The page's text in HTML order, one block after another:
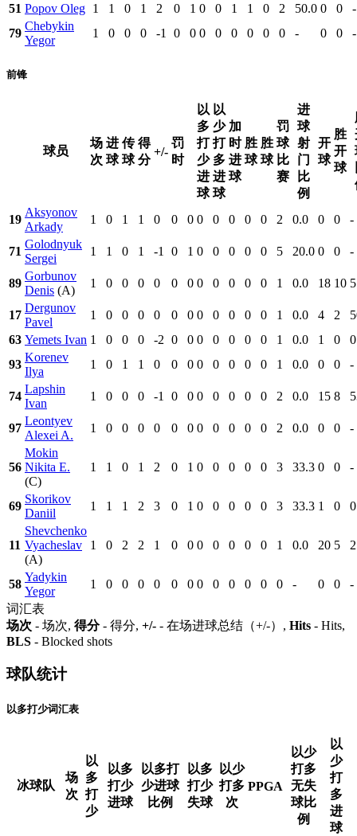
51 Popov Oleg 1 1 0 1 2 0 1 0 0 1 1 0 2 50.0 0 0
-
79
Chebykin
Yegor
1 0 0 0 -1 0 0 0 0 0 0 0 0 - 0 0 -
前锋
球员
场
次
进
球
传
球
得
分
+/-
罚
时
以
多
打
少
进
球
以
少
打
多
进
球
加
时
进
球
胜
球
胜
球
罚
球
比
赛
进
球
射
门
比
例
开
球
胜
开
球
19
Aksyonov
Arkady
1 0 1 1 0 0 0 0 0 0 0 0 2 0.0 0 0 -
71
Golodnyuk
Sergei
1 1 0 1 -1 0 1 0 0 0 0 0 5 20.0 0 0 -
89
Gorbunov
Denis (A)
1 0 0 0 0 0 0 0 0 0 0 0 1 0.0 18 10
17
Dergunov
Pavel
1 0 0 0 0 0 0 0 0 0 0 0 1 0.0 4 2
63 Yemets Ivan 1 0 0 0 -2 0 0 0 0 0 0 0 1 0.0 1 0
93
Korenev
Ilya
1 0 1 1 0 0 0 0 0 0 0 0 1 0.0 0 0 -
74
Lapshin
Ivan
1 0 0 0 -1 0 0 0 0 0 0 0 2 0.0 15 8
97
Leontyev
Alexei A.
1 0 0 0 0 0 0 0 0 0 0 0 2 0.0 0 0 -
56
Mokin
Nikita E.
(C)
1 1 0 1 2 0 1 0 0 0 0 0 3 33.3 0 0 -
69
Skorikov
Daniil
1 1 1 2 3 0 1 0 0 0 0 0 3 33.3 1 0
11
Shevchenko
Vyacheslav
(A)
1 0 2 2 1 0 0 0 0 0 0 0 1 0.0 20 5
58
Yadykin
Yegor
1 0 0 0 0 0 0 0 0 0 0 0 0 - 0 0
-
词汇表
场次 - 场次, 得分- 得分, +/- - 在场进球总结（+/-）, Hits - Hits,
BLS - Blocked shots
球队统计
以多打少词汇表
冰球队
场
次
以
多
打
少
以多
打少
进球
以多打
少进球
比例
以多
打少
失球
以少
打多
次
PPGA
以少
打多
无失
球比
例
以
少
打
多
进
球